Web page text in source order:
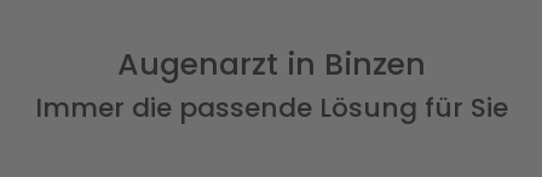
Augenarzt in Binzen
Immer die passende Lösung für Sie